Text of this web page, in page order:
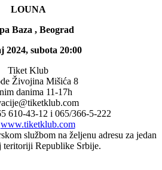
LOUNA
Baza , Beograd
2024, subota 20:00
Tiket Klub
Živojina Mišića 8
danima 11-17h
610-43-12 i 065/366-5-222
www.tiketklub.com
službom na željenu adresu za jedan
teritoriji Republike Srbije.